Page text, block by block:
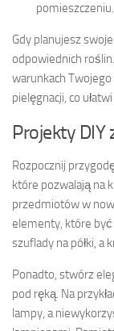
pomieszczeniu.
Gdy planujesz
odpowiednich
warunkach
pielęgnacji, co
Projekty DIY
Rozpocznij
które pozwalają na
przedmiotów w
elementy, które
szuflady na półki, a
Ponadto, stwórz
pod ręką. Na
lampy, a